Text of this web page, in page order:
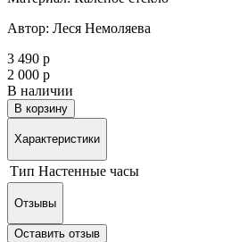
Автор: Леся Немоляева
3 490 р
2 000 р
В наличии
В корзину
Характеристики
Тип Настенные часы
Отзывы
Оставить отзыв